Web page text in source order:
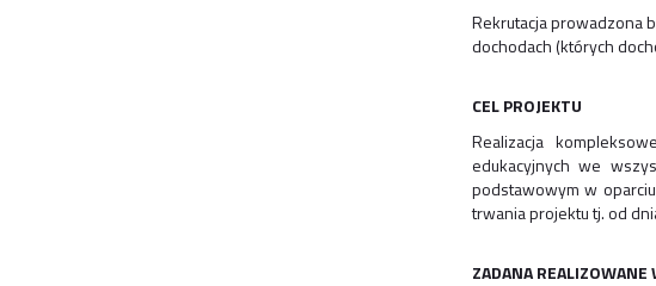
Rekrutacja prowadzona
dochodach (których
CEL PROJEKTU
Realizacja
edukacyjnych we
podstawowym w
trwania projektu tj. od
ZADANA REALIZOWANE